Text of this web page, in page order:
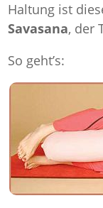
Haltung ist
Savasana, der
So geht’s: